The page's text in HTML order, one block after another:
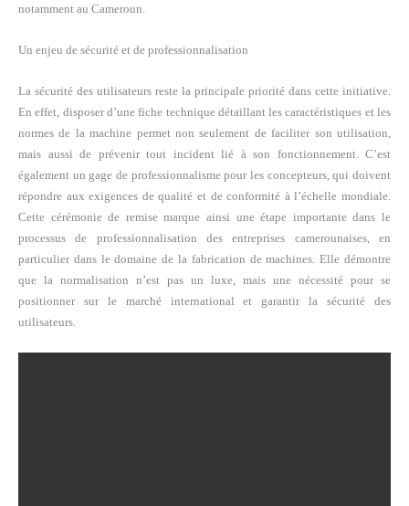
notamment au Cameroun.
Un enjeu de sécurité et de professionnalisation
La sécurité des utilisateurs reste la principale priorité dans cette initiative.
En effet, disposer d’une fiche technique détaillant les caractéristiques et les
normes de la machine permet non seulement de faciliter son utilisation,
mais aussi de prévenir tout incident lié à son fonctionnement. C’est
également un gage de professionnalisme pour les concepteurs, qui doivent
répondre aux exigences de qualité et de conformité à l’échelle mondiale.
Cette cérémonie de remise marque ainsi une étape importante dans le
processus de professionnalisation des entreprises camerounaises, en
particulier dans le domaine de la fabrication de machines. Elle démontre
que la normalisation n’est pas un luxe, mais une nécessité pour se
positionner sur le marché international et garantir la sécurité des
utilisateurs.